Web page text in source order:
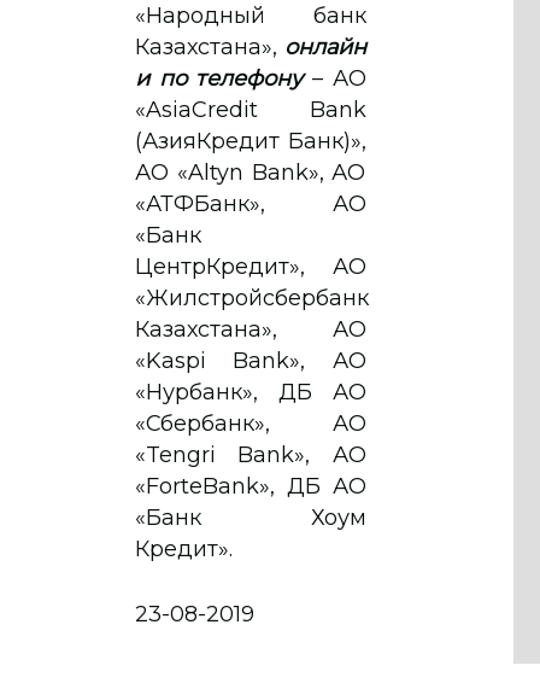
«Народный банк
Казахстана», онлайн
и по телефону– АО
«AsiaCredit Bank
(АзияКредит Банк)»,
АО «Altyn Bank», АО
«АТФБанк», АО
«Банк
ЦентрКредит», АО
«Жилстройсбербанк
Казахстана», АО
«Kaspi Bank», АО
«Нурбанк», ДБ АО
«Сбербанк», АО
«Tengri Bank», АО
«ForteBank», ДБ АО
«Банк Хоум
Кредит».
23-08-2019